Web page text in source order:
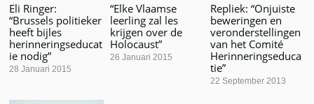
Eli Ringer:
“Brussels politieker
heeft bijles
herinneringseducat
ie nodig”
28 Januari 2015
“Elke Vlaamse
leerling zal les
krijgen over de
Holocaust”
26 Januari 2015
Repliek: “Onjuiste
beweringen en
veronderstellingen
van het Comité
Herinneringseduca
tie”
22 September 2013